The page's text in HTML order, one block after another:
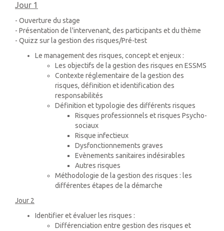
Jour 1
- Ouverture du stage
- Présentation de l'intervenant, des participants et du thème
- Quizz sur la gestion des risques/Pré-test
Le management des risques, concept et enjeux :
Les objectifs de la gestion des risques en ESSMS
Contexte réglementaire de la gestion des
risques, définition et identification des
responsabilités
Définition et typologie des différents risques
Risques professionnels et risques Psycho-
sociaux
Risque infectieux
Dysfonctionnements graves
Evènements sanitaires indésirables
Autres risques
Méthodologie de la gestion des risques : les
différentes étapes de la démarche
Jour 2
Identifier et évaluer les risques :
Différenciation entre gestion des risques et